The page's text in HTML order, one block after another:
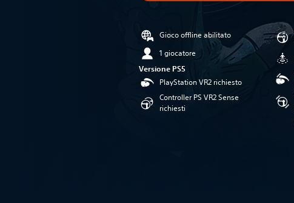
Gioco offline abilitato
1 giocatore
Versione PS5
PlayStation VR2 richiesto
Controller PS VR2 Sense
richiesti